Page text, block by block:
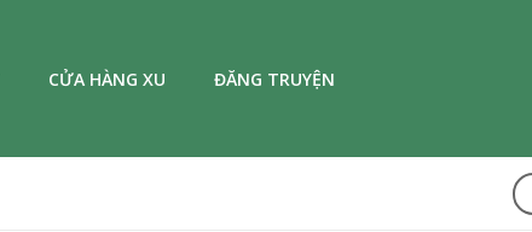
CỬA HÀNG XU ĐĂNG TRUYỆN